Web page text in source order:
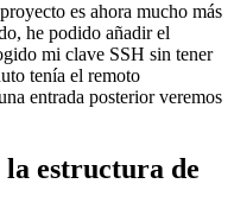
es ahora mucho más
he podido añadir el
mi clave SSH sin tener
tenía el remoto
entrada posterior veremos
la estructura de